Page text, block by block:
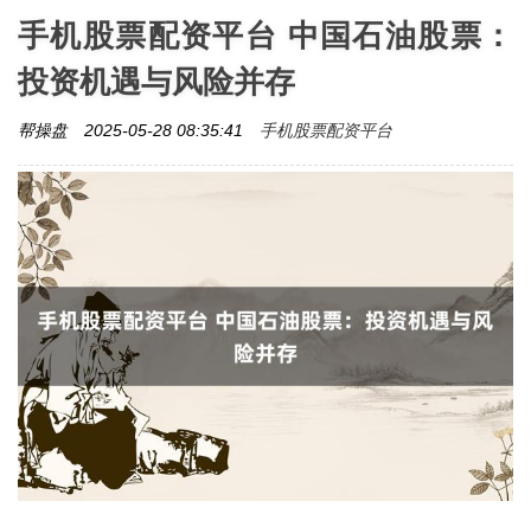
手机股票配资平台 中国石油股票：
投资机遇与风险并存
帮操盘 2025-05-28 08:35:41 手机股票配资平台